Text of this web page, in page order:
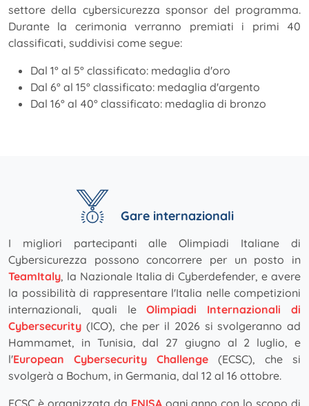
settore della cybersicurezza sponsor del programma.
Durante la cerimonia verranno premiati i primi 40
classificati, suddivisi come segue:
Dal 1° al 5° classificato: medaglia d'oro
Dal 6° al 15° classificato: medaglia d'argento
Dal 16° al 40° classificato: medaglia di bronzo
Gare internazionali
I migliori partecipanti alle Olimpiadi Italiane di
Cybersicurezza possono concorrere per un posto in
TeamItaly, la Nazionale Italia di Cyberdefender, e avere
la possibilità di rappresentare l'Italia nelle competizioni
internazionali, quali leOlimpiadi Internazionali di
Cybersecurity (ICO), che per il 2026 si svolgeranno ad
Hammamet, in Tunisia, dal 27 giugno al 2 luglio, e
l'European Cybersecurity Challenge (ECSC), che si
svolgerà a Bochum, in Germania, dal 12 al 16 ottobre.
ECSC è organizzata da ENISAogni anno con lo scopo di